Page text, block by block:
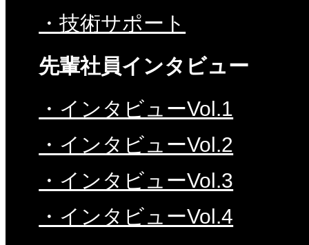
・技術サポート
先輩社員インタビュー
・インタビューVol.1
・インタビューVol.2
・インタビューVol.3
・インタビューVol.4